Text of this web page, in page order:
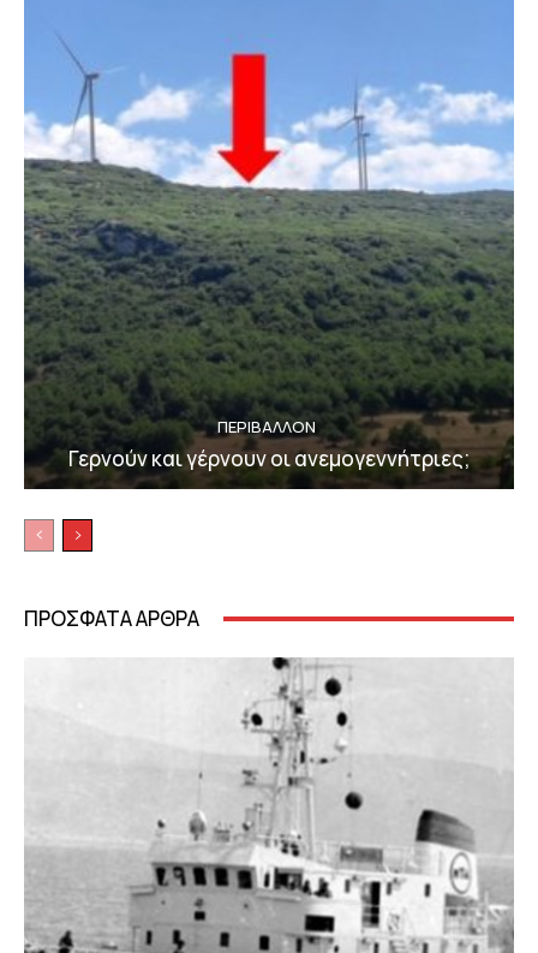
ΠΕΡΙΒΆΛΛΟΝ
Γερνούν και γέρνουν οι ανεμογεννήτριες;
ΠΡΟΣΦΑΤΑ ΑΡΘΡΑ